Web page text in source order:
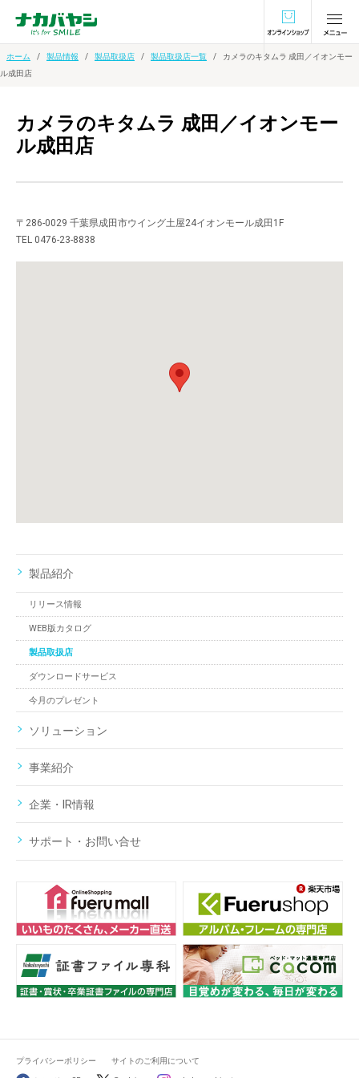
オンラインショ
ホーム 製品情報 製品取扱店 製品取扱店一覧
カメラのキタムラ 成田／イオンモー
ル成田店
カメラのキタムラ 成田／イオンモー
ル成田店
〒286-0029 千葉県成田市ウイング土屋24イオンモール成田1F
TEL 0476-23-8838
製品紹介
リリース情報
WEB版カタログ
製品取扱店
ダウンロードサービス
今月のプレゼント
ソリューション
事業紹介
企業・IR情報
サポート・お問い合せ
プライバシーポリシー サイトのご利用について